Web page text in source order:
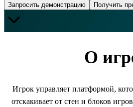
Запросить демонстрацию Получить
О
Игрок управляет платформой,
отскакивает от стен и блоков